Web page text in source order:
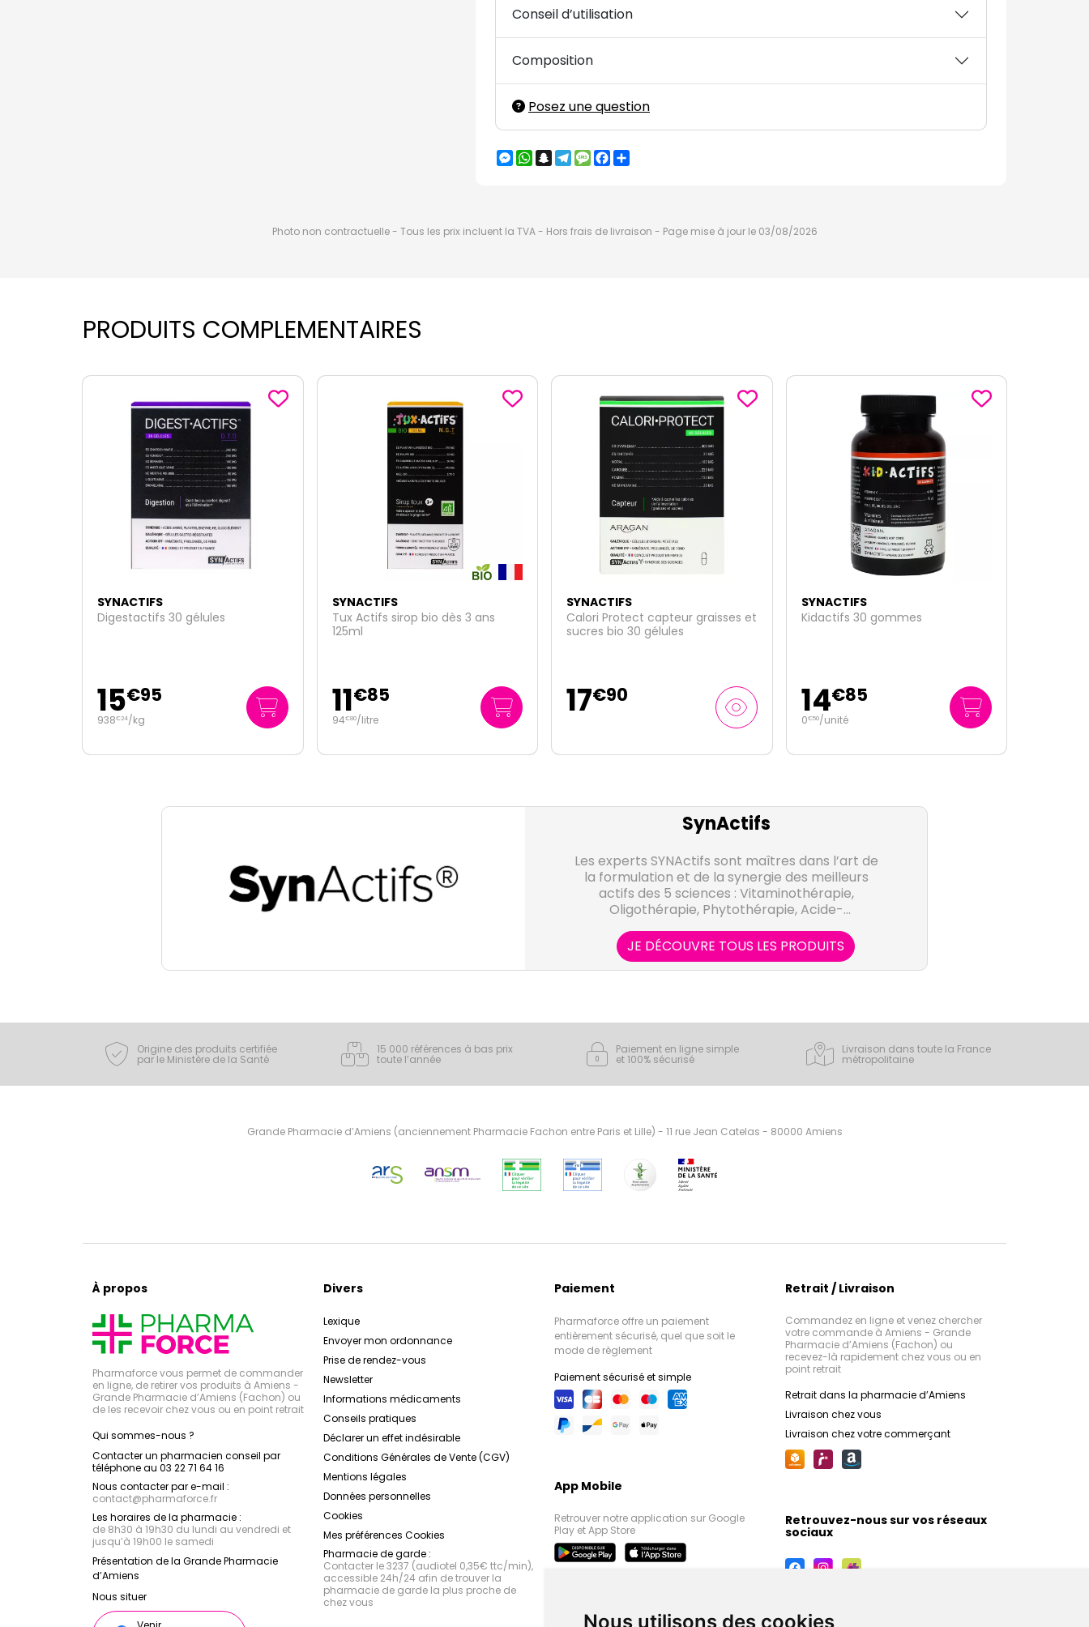
Nous utilisons des cookies
Conseil d’utilisation
Composition
Posez une question
Messenger
WhatsApp
Snapchat
Telegram
MessageFacebook
Photo non contractuelle - Tous les prix incluent la TVA - Hors frais de livraison - Page mise à jour le 03/08/2026
PRODUITS COMPLEMENTAIRES
SYNACTIFS
Tux Actifs sirop bio dès 3 ans
11€85
94€80/litre
SYNACTIFS
Calori Protect capteur graisses et
sucres bio 30 gélules
17€90
SYNACTIFS
Kidactifs 30 gommes
14€85
SYNACTIFS
D3 Protect vitamine 20ml
14€90
745€00/litre
SynActifs
Les experts SYNActifs sont maîtres dans l’art de
la formulation et de la synergie des meilleurs
actifs des 5 sciences : Vitaminothérapie,
Oligothérapie, Phytothérapie, Acide-
JE DÉCOUVRE TOUS LES PRODUITS
Origine des produits certifiée
par le Ministère de la Santé
15 000 références à bas prix
toute l’année
Paiement en ligne simple
et 100% sécurisé
Livraison dans toute la France
métropolitaine
Grande Pharmacie d’Amiens (anciennement Pharmacie Fachon entre Paris et Lille) - 11 rue Jean Catelas - 80000 Amiens
À propos
Pharmaforce vous permet de commander
en ligne, de retirer vos produits à Amiens -
Grande Pharmacie d’Amiens (Fachon) ou
de les recevoir chez vous ou en point retrait
Qui sommes-nous ?
Contacter un pharmacien conseil par
téléphone au 03 22 71 64 16
Nous contacter par e-mail :
contact@pharmaforce.fr
Les horaires de la pharmacie :
de 8h30 à 19h30 du lundi au vendredi et
jusqu’à 19h00 le samedi
Présentation de la Grande Pharmacie
d’Amiens
Nous situer
Divers
Lexique
Envoyer mon ordonnance
Prise de rendez-vous
Newsletter
Informations médicaments
Conseils pratiques
Déclarer un effet indésirable
Conditions Générales de Vente (CGV)
Mentions légales
Données personnelles
Cookies
Mes préférences Cookies
Pharmacie de garde :
Contacter le 3237 (audiotel 0,35€ ttc/min),
accessible 24h/24 afin de trouver la
pharmacie de garde la plus proche de
chez vous
Paiement
Pharmaforce offre un paiement
entièrement sécurisé, quel que soit le
mode de règlement
Paiement sécurisé et simple
App Mobile
Retrouver notre application sur Google
Play et App Store
Retrait / Livraison
Commandez en ligne et venez chercher
votre commande à Amiens - Grande
Pharmacie d’Amiens (Fachon) ou
recevez-là rapidement chez vous ou en
point retrait
Retrait dans la pharmacie d’Amiens
Livraison chez vous
Livraison chez votre commerçant
Retrouvez-nous sur vos réseaux
sociaux